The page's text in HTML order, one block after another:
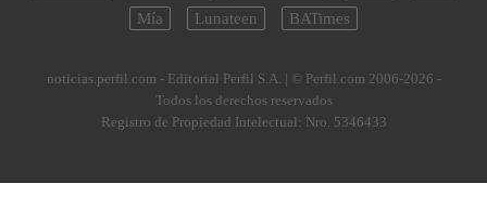
Mía
Lunateen BATimes
noticias.perfil.com - Editorial Perfil S.A. | © Perfil.com 2006-2026 -
Todos los derechos reservados
Registro de Propiedad Intelectual: Nro. 5346433